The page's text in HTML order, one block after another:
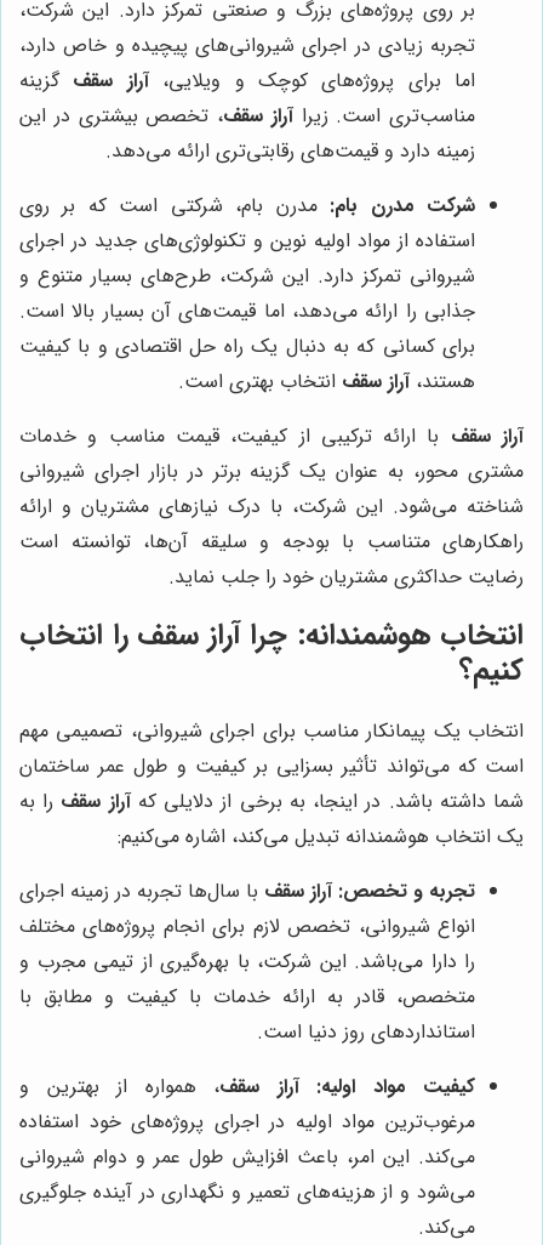
بر روی پروژه‌های بزرگ و صنعتی تمرکز دارد. این شرکت،
تجربه زیادی در اجرای شیروانی‌های پیچیده و خاص دارد،
اما برای پروژه‌های کوچک و ویلایی،آراز سقف گزینه
مناسب‌تری است. زیراآراز سقف، تخصص بیشتری در این
زمینه دارد و قیمت‌های رقابتی‌تری ارائه می‌دهد.
شرکت مدرن بام: مدرن بام، شرکتی است که بر روی
استفاده از مواد اولیه نوین و تکنولوژی‌های جدید در اجرای
شیروانی تمرکز دارد. این شرکت، طرح‌های بسیار متنوع و
جذابی را ارائه می‌دهد، اما قیمت‌های آن بسیار بالا است.
برای کسانی که به دنبال یک راه حل اقتصادی و با کیفیت
هستند،آراز سقف انتخاب بهتری است.
آراز سقف با ارائه ترکیبی از کیفیت، قیمت مناسب و خدمات
مشتری محور، به عنوان یک گزینه برتر در بازار اجرای شیروانی
شناخته می‌شود. این شرکت، با درک نیازهای مشتریان و ارائه
راهکارهای متناسب با بودجه و سلیقه آن‌ها، توانسته است
رضایت حداکثری مشتریان خود را جلب نماید.
انتخاب هوشمندانه: چرا آراز سقف را انتخاب
کنیم؟
انتخاب یک پیمانکار مناسب برای اجرای شیروانی، تصمیمی مهم
است که می‌تواند تأثیر بسزایی بر کیفیت و طول عمر ساختمان
شما داشته باشد. در اینجا، به برخی از دلایلی کهآراز سقف را به
یک انتخاب هوشمندانه تبدیل می‌کند، اشاره می‌کنیم:
تجربه و تخصص: آراز سقف با سال‌ها تجربه در زمینه اجرای
انواع شیروانی، تخصص لازم برای انجام پروژه‌های مختلف
را دارا می‌باشد. این شرکت، با بهره‌گیری از تیمی مجرب و
متخصص، قادر به ارائه خدمات با کیفیت و مطابق با
استانداردهای روز دنیا است.
کیفیت مواد اولیه:
آراز سقف، همواره از بهترین و
مرغوب‌ترین مواد اولیه در اجرای پروژه‌های خود استفاده
می‌کند. این امر، باعث افزایش طول عمر و دوام شیروانی
می‌شود و از هزینه‌های تعمیر و نگهداری در آینده جلوگیری
می‌کند.